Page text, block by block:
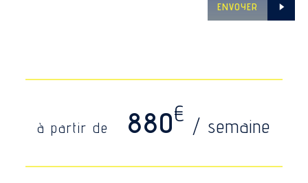
ENVOYER
à partir de 880€ / semaine